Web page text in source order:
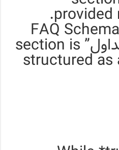
provided
* **FAQ
The “سوالات متداول” section is
structured